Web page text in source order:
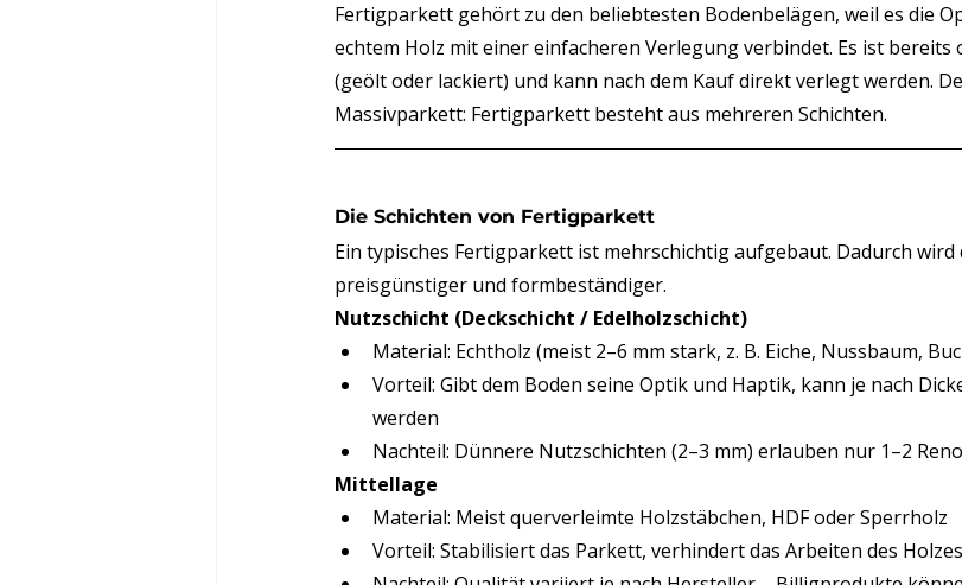
Fertigparkett gehört zu den beliebtesten Bodenbelägen, weil es die
echtem Holz mit einer einfacheren Verlegung verbindet. Es ist
(geölt oder lackiert) und kann nach dem Kauf direkt verlegt werden.
Massivparkett: Fertigparkett besteht aus mehreren Schichten.
Die Schichten von Fertigparkett
Ein typisches Fertigparkett ist mehrschichtig aufgebaut. Dadurch wird
preisgünstiger und formbeständiger.
Nutzschicht (Deckschicht / Edelholzschicht)
Material: Echtholz (meist 2–6 mm stark, z. B. Eiche, Nussbaum,
Vorteil: Gibt dem Boden seine Optik und Haptik, kann je nach
werden
Nachteil: Dünnere Nutzschichten (2–3 mm) erlauben nur 1–2
Mittellage
Material: Meist querverleimte Holzstäbchen, HDF oder Sperrholz
Vorteil: Stabilisiert das Parkett, verhindert das Arbeiten des